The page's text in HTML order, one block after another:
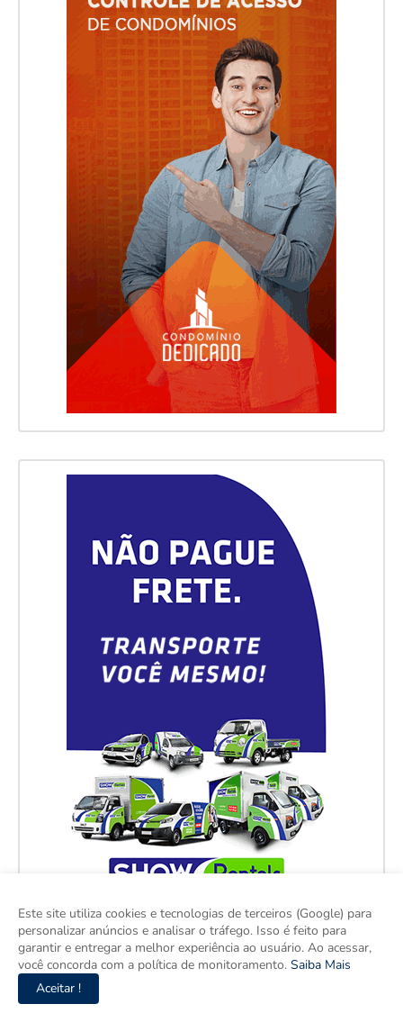
Este site utiliza cookies e tecnologias de terceiros (Google) para
personalizar anúncios e analisar o tráfego. Isso é feito para
garantir e entregar a melhor experiência ao usuário. Ao acessar,
você concorda com a política de monitoramento. Saiba Mais
Aceitar !